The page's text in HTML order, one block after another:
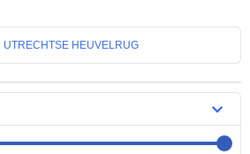
UTRECHTSE HEUVELRUG